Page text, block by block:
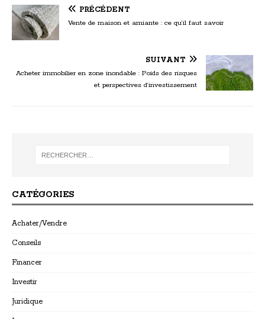
PRÉCÉDENT
Vente de maison et amiante : ce qu’il faut savoir
SUIVANT
Acheter immobilier en zone inondable : Poids des risques
et perspectives d’investissement
CATÉGORIES
Achater/Vendre
Conseils
Financer
Investir
Juridique